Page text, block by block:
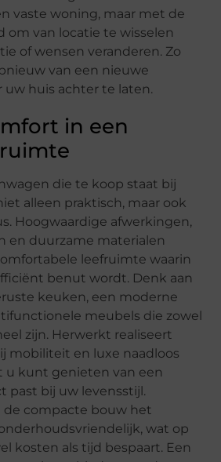
vaste woning, maar met de
om van locatie te wisselen
of wensen veranderen. Zo
van een nieuwe
uw huis achter te laten.
in een
die te koop staat bij
alleen praktisch, maar ook
Hoogwaardige afwerkingen,
en duurzame materialen
leefruimte waarin
benut wordt. Denk aan
keuken, een moderne
meubels die zowel
zijn. Herwerkt realiseert
mobiliteit en luxe naadloos
u kunt genieten van een
past bij uw levensstijl.
de compacte bouw het
wat op
kosten als tijd bespaart. Een